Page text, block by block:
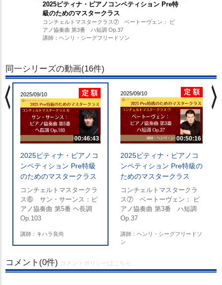
2025ピティナ・ピアノコンペティション Pre特
級のためのマスタークラス
コンチェルトマスタークラス⑦ ベートーヴェン： ピ
アノ協奏曲 第3番 ハ短調 Op.37
講師：ヘンリ・シーグフリードソン
同一シリーズの動画(16件)
2025/09/10 定 額
00:46:43
2025ピティナ・ピアノコ
ンペティション Pre特級
のためのマスタークラス
コンチェルトマスタークラ
ス⑥ サン・サーンス：ピ
アノ協奏曲 第5番 ヘ長調
Op.103
講師：キハラ良尚
2025/09/10 定 額
00:50:16
2025ピティナ・ピアノコ
ンペティション Pre特級の
ためのマスタークラス
コンチェルトマスタークラ
ス⑦ ベートーヴェン： ピ
アノ協奏曲 第3番 ハ短調
Op.37
講師：ヘンリ・シーグフリードソ
ン
chevron_left chevron_right
コメント(0件) コメントポリシーはこちら